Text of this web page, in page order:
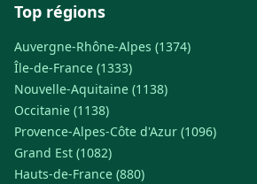
Top régions
Auvergne-Rhône-Alpes (1374)
Île-de-France (1333)
Nouvelle-Aquitaine (1138)
Occitanie (1138)
Provence-Alpes-Côte d'Azur (1096)
Grand Est (1082)
Hauts-de-France (880)